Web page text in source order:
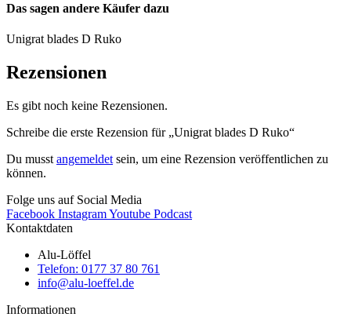
Das sagen andere Käufer dazu
Unigrat blades D Ruko
Rezensionen
Es gibt noch keine Rezensionen.
Schreibe die erste Rezension für „Unigrat blades D Ruko“
Du musst angemeldet sein, um eine Rezension veröffentlichen zu
können.
Folge uns auf Social Media
Facebook InstagramYoutube Podcast
Kontaktdaten
Alu-Löffel
Telefon: 0177 37 80 761
info@alu-loeffel.de
Informationen